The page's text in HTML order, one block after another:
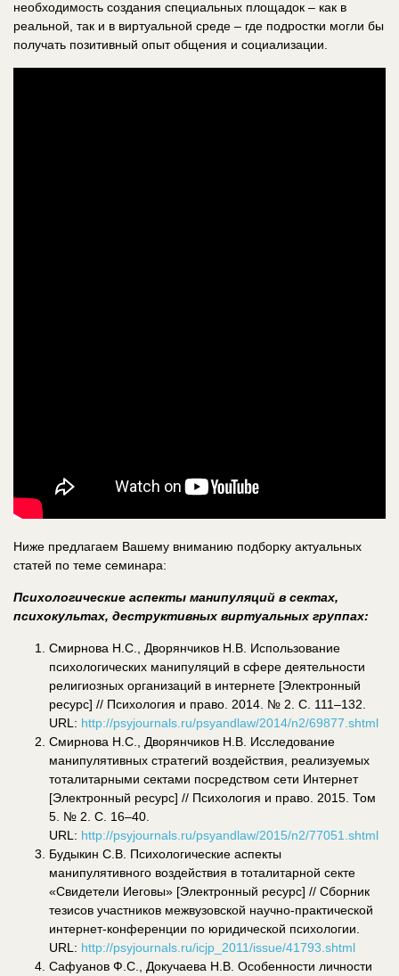
необходимость создания специальных площадок – как в
реальной, так и в виртуальной среде – где подростки могли бы
получать позитивный опыт общения и социализации.
Ниже предлагаем Вашему вниманию подборку актуальных
статей по теме семинара:
Психологические аспекты манипуляций в сектах,
психокультах, деструктивных виртуальных группах:
Смирнова Н.С., Дворянчиков Н.В. Использование
психологических манипуляций в сфере деятельности
религиозных организаций в интернете [Электронный
ресурс] // Психология и право. 2014. № 2. С. 111–132.
URL: http://psyjournals.ru/psyandlaw/2014/n2/69877.shtml
Смирнова Н.С., Дворянчиков Н.В. Исследование
манипулятивных стратегий воздействия, реализуемых
тоталитарными сектами посредством сети Интернет
[Электронный ресурс] // Психология и право. 2015. Том
5. № 2. С. 16–40.
URL: http://psyjournals.ru/psyandlaw/2015/n2/77051.shtml
Будыкин С.В. Психологические аспекты
манипулятивного воздействия в тоталитарной секте
«Свидетели Иеговы» [Электронный ресурс] // Сборник
тезисов участников межвузовской научно-практической
интернет-конференции по юридической психологии.
URL: http://psyjournals.ru/icjp_2011/issue/41793.shtml
Сафуанов Ф.С., Докучаева Н.В. Особенности личности